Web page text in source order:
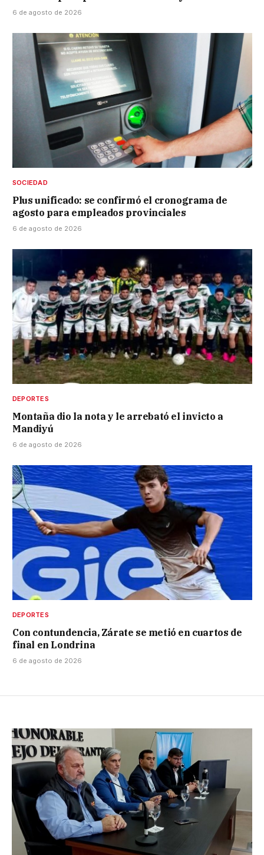
6 de agosto de 2026
SOCIEDAD
Plus unificado: se confirmó el cronograma de
agosto para empleados provinciales
6 de agosto de 2026
DEPORTES
Montaña dio la nota y le arrebató el invicto a
Mandiyú
6 de agosto de 2026
DEPORTES
Con contundencia, Zárate se metió en cuartos de
final en Londrina
6 de agosto de 2026